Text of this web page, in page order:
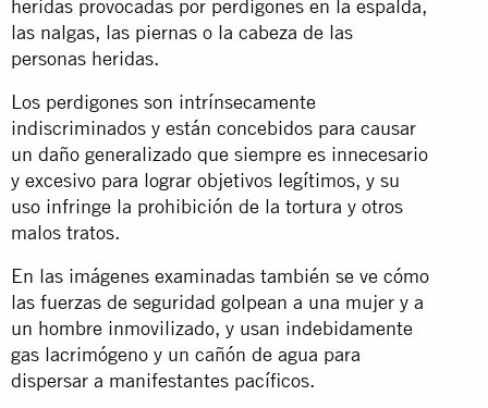
heridas provocadas por perdigones en la espalda,
las nalgas, las piernas o la cabeza de las
personas heridas.
Los perdigones son intrínsecamente
indiscriminados y están concebidos para causar
un daño generalizado que siempre es innecesario
y excesivo para lograr objetivos legítimos, y su
uso infringe la prohibición de la tortura y otros
malos tratos.
En las imágenes examinadas también se ve cómo
las fuerzas de seguridad golpean a una mujer y a
un hombre inmovilizado, y usan indebidamente
gas lacrimógeno y un cañón de agua para
dispersar a manifestantes pacíficos.